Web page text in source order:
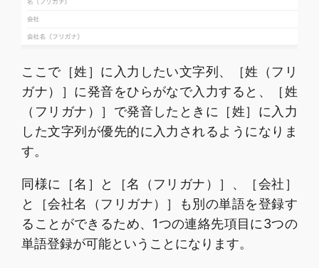
ここで［姓］に入力したい文字列、［姓（フリ
ガナ）］に発音をひらがなで入力すると、［姓
（フリガナ）］で発音したときに［姓］に入力
した文字列が優先的に入力されるようになりま
す。
同様に［名］と［名（フリガナ）］、［会社］
と［会社名（フリガナ）］も別の単語を登録す
ることができるため、1つの連絡先項目に3つの
単語登録が可能ということになります。